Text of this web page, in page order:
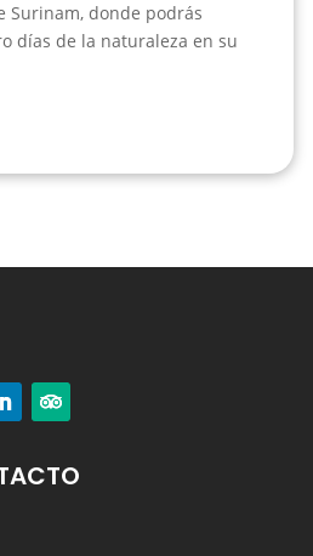
Surinam, donde podrás
días de la naturaleza en su